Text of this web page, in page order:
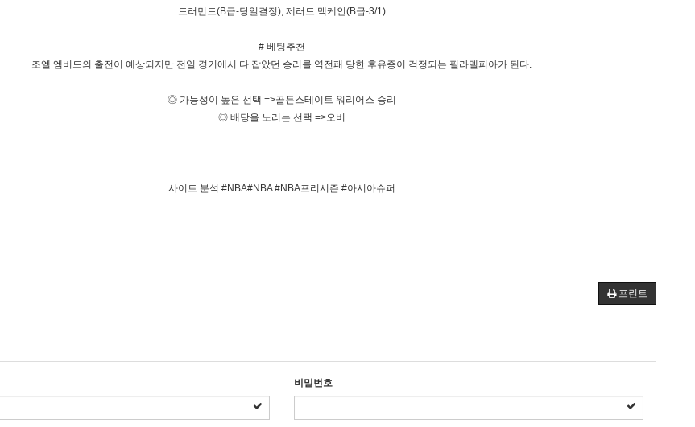
드러먼드(B급-당일결정), 제러드 맥케인(B급-3/1)
# 베팅추천
조엘 엠비드의 출전이 예상되지만 전일 경기에서 다 잡았던 승리를 역전패 당한 후유증이 걱정되는 필라델피아가 된다.
◎ 가능성이 높은 선택 =>골든스테이트 워리어스 승리
◎ 배당을 노리는 선택 =>오버
사이트 분석 #NBA#NBA #NBA프리시즌 #아시아슈퍼
프린트
비밀번호